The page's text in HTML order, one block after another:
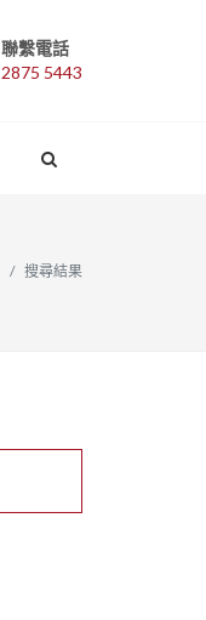
聯繫電話
2875 5443
搜尋結果